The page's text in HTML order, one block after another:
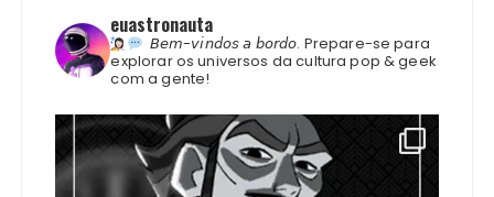
euastronauta
𝘉𝘦𝘮-𝘷𝘪𝘯𝘥𝘰𝘴 𝘢 𝘣𝘰𝘳𝘥𝘰. Prepare-se para
explorar os universos da cultura pop & geek
com a gente!